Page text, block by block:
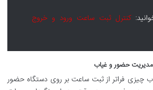
کنترل ثبت ساعت ورود و خروج
مدیریت حضور و غیاب
چیزی فراتر از ثبت ساعت بر روی دستگاه حضور